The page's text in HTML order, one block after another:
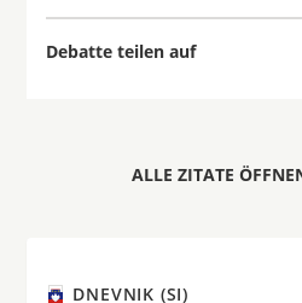
Debatte teilen auf
ALLE ZITATE
DNEVNIK (SI)